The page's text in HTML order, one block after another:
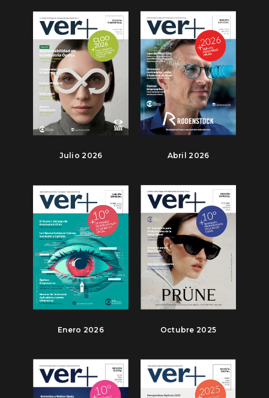
Julio 2026 Abril 2026
Enero 2026 Octubre 2025